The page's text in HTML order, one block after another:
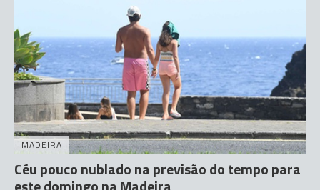
MADEIRA
Céu pouco nublado na previsão do tempo para